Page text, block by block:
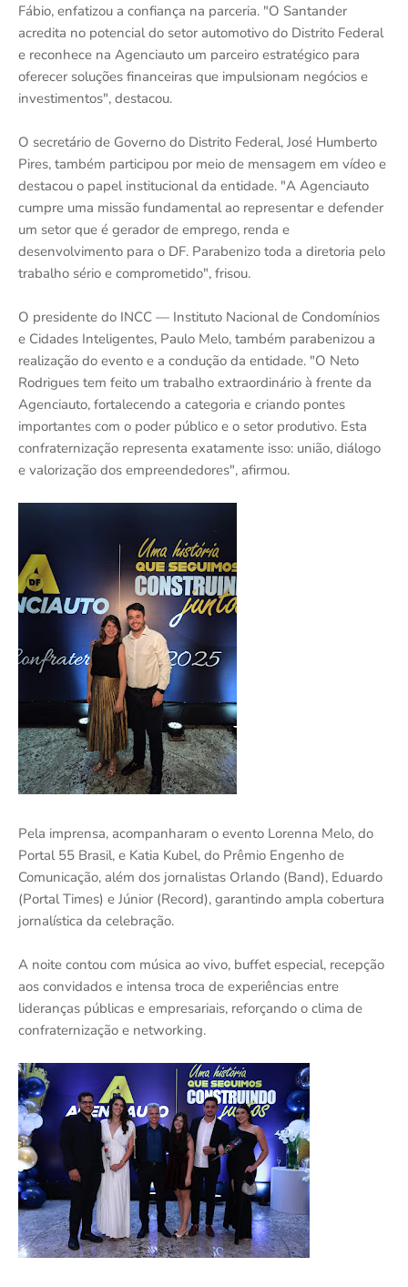
Fábio, enfatizou a confiança na parceria. "O Santander
acredita no potencial do setor automotivo do Distrito Federal
e reconhece na Agenciauto um parceiro estratégico para
oferecer soluções financeiras que impulsionam negócios e
investimentos", destacou.
O secretário de Governo do Distrito Federal, José Humberto
Pires, também participou por meio de mensagem em vídeo e
destacou o papel institucional da entidade. "A Agenciauto
cumpre uma missão fundamental ao representar e defender
um setor que é gerador de emprego, renda e
desenvolvimento para o DF. Parabenizo toda a diretoria pelo
trabalho sério e comprometido", frisou.
O presidente do INCC — Instituto Nacional de Condomínios
e Cidades Inteligentes, Paulo Melo, também parabenizou a
realização do evento e a condução da entidade. "O Neto
Rodrigues tem feito um trabalho extraordinário à frente da
Agenciauto, fortalecendo a categoria e criando pontes
importantes com o poder público e o setor produtivo. Esta
confraternização representa exatamente isso: união, diálogo
e valorização dos empreendedores", afirmou.
Pela imprensa, acompanharam o evento Lorenna Melo, do
Portal 55 Brasil, e Katia Kubel, do Prêmio Engenho de
Comunicação, além dos jornalistas Orlando (Band), Eduardo
(Portal Times) e Júnior (Record), garantindo ampla cobertura
jornalística da celebração.
A noite contou com música ao vivo, buffet especial, recepção
aos convidados e intensa troca de experiências entre
lideranças públicas e empresariais, reforçando o clima de
confraternização e networking.